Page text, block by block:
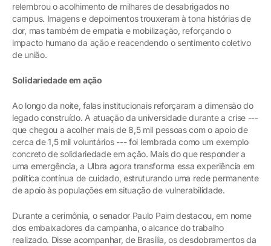
relembrou o acolhimento de milhares de desabrigados no
campus. Imagens e depoimentos trouxeram à tona histórias de
dor, mas também de empatia e mobilização, reforçando o
impacto humano da ação e reacendendo o sentimento coletivo
de união.
Solidariedade em ação
Ao longo da noite, falas institucionais reforçaram a dimensão do
legado construído. A atuação da universidade durante a crise ---
que chegou a acolher mais de 8,5 mil pessoas com o apoio de
cerca de 1,5 mil voluntários --- foi lembrada como um exemplo
concreto de solidariedade em ação. Mais do que responder a
uma emergência, a Ulbra agora transforma essa experiência em
política contínua de cuidado, estruturando uma rede permanente
de apoio às populações em situação de vulnerabilidade.
Durante a cerimônia, o senador Paulo Paim destacou, em nome
dos embaixadores da campanha, o alcance do trabalho
realizado. Disse acompanhar, de Brasília, os desdobramentos da